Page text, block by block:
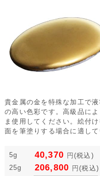
貴金属の金を特殊な加工で
の高い色彩です。高級品に
ま使用してください。絵付
面を筆塗りする場合に適して
5g 40,370 円 (税込)
25g
206,800 円(税込)